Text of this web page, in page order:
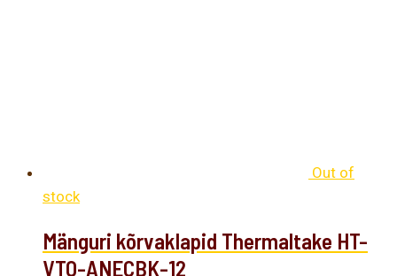
Out of
stock
Mänguri kõrvaklapid Thermaltake HT-
VTO-ANECBK-12